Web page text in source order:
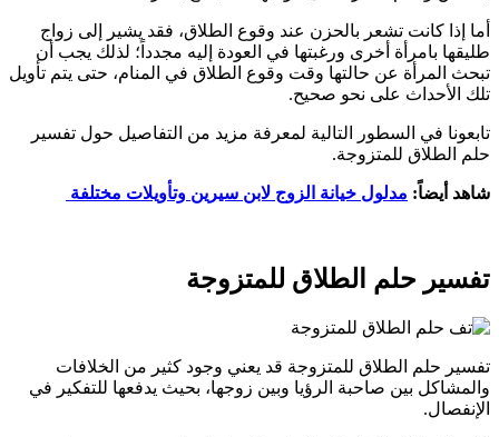
أما إذا كانت تشعر بالحزن عند وقوع الطلاق، فقد يشير إلى زواج
طليقها بامرأة أخرى ورغبتها في العودة إليه مجدداً؛ لذلك يجب أن
تبحث المرأة عن حالتها وقت وقوع الطلاق في المنام، حتى يتم تأويل
تلك الأحداث على نحو صحيح.
تابعونا في السطور التالية لمعرفة مزيد من التفاصيل حول تفسير
حلم الطلاق للمتزوجة.
شاهد أيضاً: مدلول خيانة الزوج لابن سيرين وتأويلات مختلفة
تفسير حلم الطلاق للمتزوجة
تفسير حلم الطلاق للمتزوجة قد يعني وجود كثير من الخلافات
والمشاكل بين صاحبة الرؤيا وبين زوجها، بحيث يدفعها للتفكير في
الإنفصال.